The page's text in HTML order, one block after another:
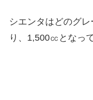
シエンタはどのグ
り、1,500㏄となっ